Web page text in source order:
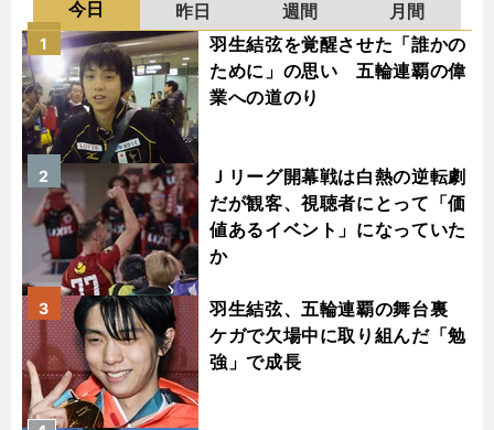
今日 昨日 週間
月間
羽生結弦を覚醒させた「誰かの
ために」の思い 五輪連覇の偉
業への道のり
1
Ｊリーグ開幕戦は白熱の逆転劇
だが観客、視聴者にとって「価
値あるイベント」になっていた
か
2
羽生結弦、五輪連覇の舞台裏
ケガで欠場中に取り組んだ「勉
強」で成長
3